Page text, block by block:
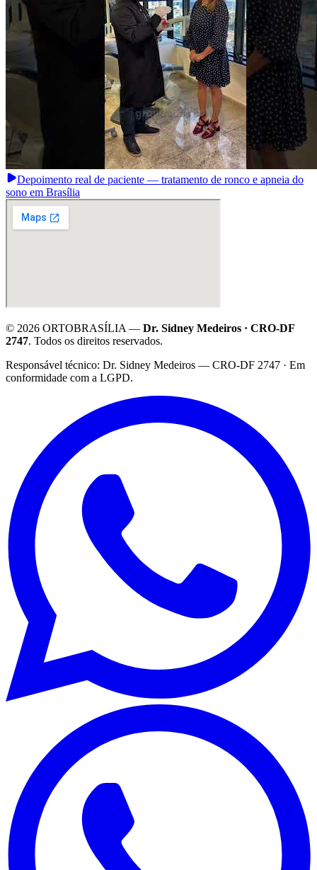
Depoimento real de paciente — tratamento de ronco e apneia do
sono em Brasília
© 2026 ORTOBRASÍLIA — Dr. Sidney Medeiros · CRO-DF
2747. Todos os direitos reservados.
Responsável técnico: Dr. Sidney Medeiros — CRO-DF 2747 · Em
conformidade com a LGPD.